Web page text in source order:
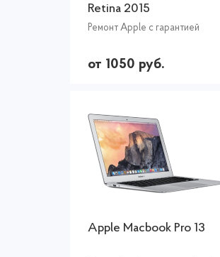
Retina 2015
Ремонт Apple с гарантией
от 1050 руб.
Apple Macbook Pro 13